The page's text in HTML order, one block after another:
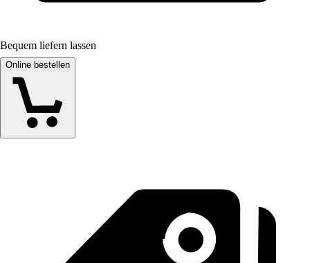
Bequem liefern lassen
Online bestellen